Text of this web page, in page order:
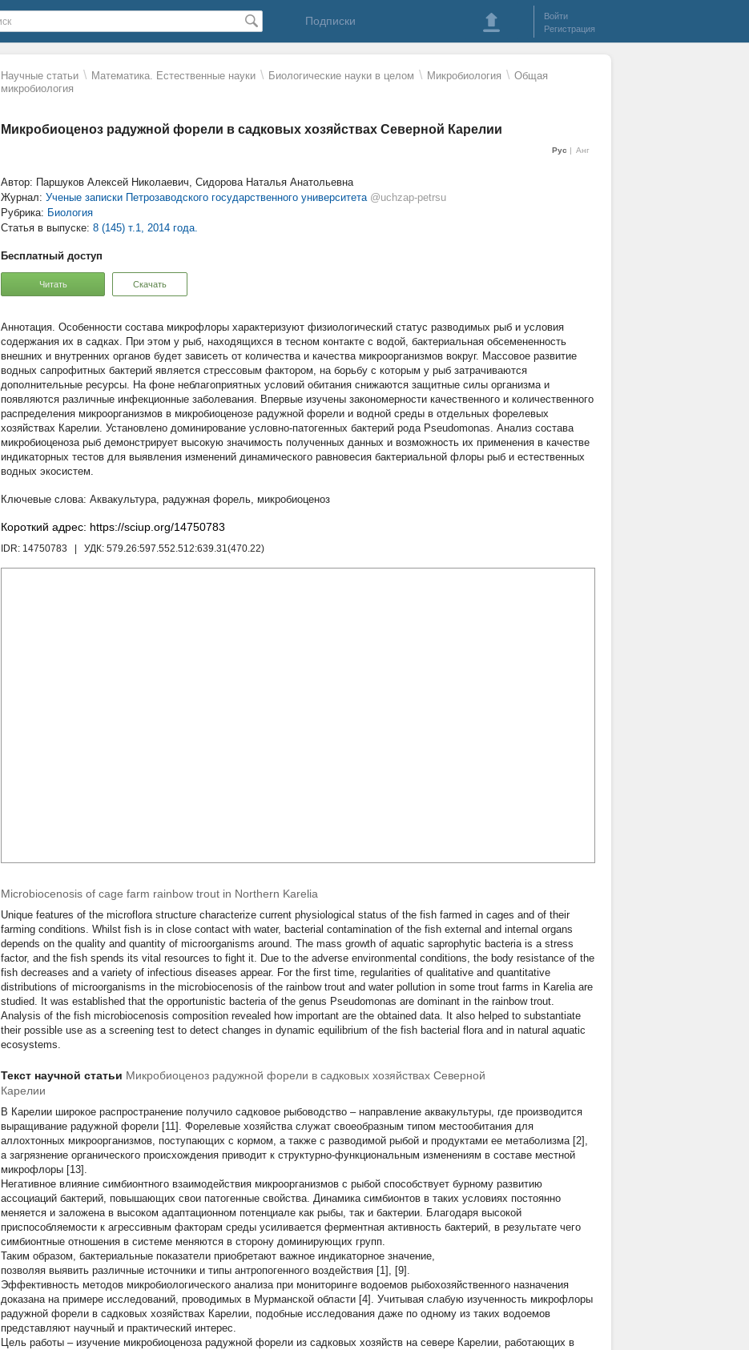
Подписки
Войти
Регистрация
Научные статьи \ Математика. Естественные науки \ Биологические науки в целом \ Микробиология \ Общая
микробиология
Микробиоценоз радужной форели в садковых хозяйствах Северной Карелии
Рус Анг
Автор: Паршуков Алексей Николаевич, Сидорова Наталья Анатольевна
Журнал: Ученые записки Петрозаводского государственного университета @uchzap-petrsu
Рубрика: Биология
Статья в выпуске: 8 (145) т.1, 2014 года.
Бесплатный доступ
Читать Скачать
Особенности состава микрофлоры характеризуют физиологический статус разводимых рыб и условия
содержания их в садках. При этом у рыб, находящихся в тесном контакте с водой, бактериальная обсемененность
внешних и внутренних органов будет зависеть от количества и качества микроорганизмов вокруг. Массовое развитие
водных сапрофитных бактерий является стрессовым фактором, на борьбу с которым у рыб затрачиваются
дополнительные ресурсы. На фоне неблагоприятных условий обитания снижаются защитные силы организма и
появляются различные инфекционные заболевания. Впервые изучены закономерности качественного и количественного
распределения микроорганизмов в микробиоценозе радужной форели и водной среды в отдельных форелевых
хозяйствах Карелии. Установлено доминирование условно-патогенных бактерий рода Pseudomonas. Анализ состава
микробиоценоза рыб демонстрирует высокую значимость полученных данных и возможность их применения в качестве
индикаторных тестов для выявления изменений динамического равновесия бактериальной флоры рыб и естественных
водных экосистем.
Аквакультура, радужная форель, микробиоценоз
Короткий адрес: https://sciup.org/14750783
IDR: 14750783 | УДК: 579.26:597.552.512:639.31(470.22)
Microbiocenosis of cage farm rainbow trout in Northern Karelia
Unique features of the microflora structure characterize current physiological status of the fish farmed in cages and of their
farming conditions. Whilst fish is in close contact with water, bacterial contamination of the fish external and internal organs
depends on the quality and quantity of microorganisms around. The mass growth of aquatic saprophytic bacteria is a stress
factor, and the fish spends its vital resources to fight it. Due to the adverse environmental conditions, the body resistance of the
fish decreases and a variety of infectious diseases appear. For the first time, regularities of qualitative and quantitative
distributions of microorganisms in the microbiocenosis of the rainbow trout and water pollution in some trout farms in Karelia are
studied. It was established that the opportunistic bacteria of the genus Pseudomonas are dominant in the rainbow trout.
Analysis of the fish microbiocenosis composition revealed how important are the obtained data. It also helped to substantiate
their possible use as a screening test to detect changes in dynamic equilibrium of the fish bacterial flora and in natural aquatic
ecosystems.
Текст научной статьи Микробиоценоз радужной форели в садковых хозяйствах Северной
Карелии
В Карелии широкое распространение получило садковое рыбоводство – направление аквакультуры, где производится
выращивание радужной форели [11]. Форелевые хозяйства служат своеобразным типом местообитания для
аллохтонных микроорганизмов, поступающих с кормом, а также с разводимой рыбой и продуктами ее метаболизма [2],
а загрязнение органического происхождения приводит к структурно-функциональным изменениям в составе местной
микрофлоры [13].
Негативное влияние симбионтного взаимодействия микроорганизмов с рыбой способствует бурному развитию
ассоциаций бактерий, повышающих свои патогенные свойства. Динамика симбионтов в таких условиях постоянно
меняется и заложена в высоком адаптационном потенциале как рыбы, так и бактерии. Благодаря высокой
приспособляемости к агрессивным факторам среды усиливается ферментная активность бактерий, в результате чего
симбионтные отношения в системе меняются в сторону доминирующих групп.
Таким образом, бактериальные показатели приобретают важное индикаторное значение,
позволяя выявить различные источники и типы антропогенного воздействия [1], [9].
Эффективность методов микробиологического анализа при мониторинге водоемов рыбохозяйственного назначения
доказана на примере исследований, проводимых в Мурманской области [4]. Учитывая слабую изученность микрофлоры
радужной форели в садковых хозяйствах Карелии, подобные исследования даже по одному из таких водоемов
представляют научный и практический интерес.
Цель работы – изучение микробиоценоза радужной форели из садковых хозяйств на севере Карелии, работающих в